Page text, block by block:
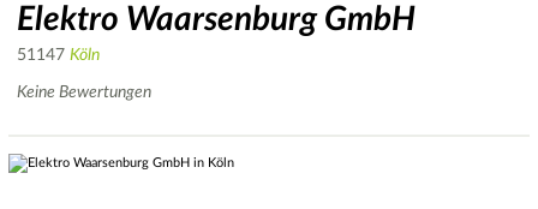
Elektro Waarsenburg GmbH
51147 Köln
Keine Bewertungen